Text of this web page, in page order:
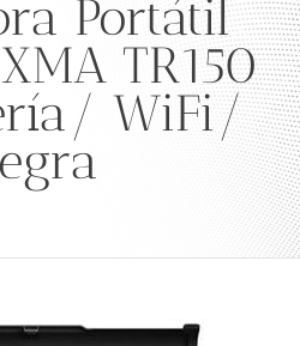
Portátil
TR150
WiFi/